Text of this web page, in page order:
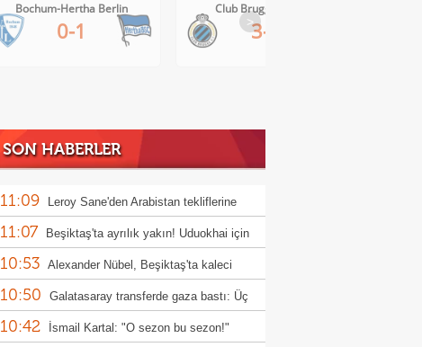
Bochum-Hertha Berlin
0-1
Club Brugge-Kortrijk
3-0
>
SON HABERLER
11:09 Leroy Sane'den Arabistan tekliflerine
yanıt
11:07 Beşiktaş'ta ayrılık yakın! Uduokhai için
İstanbul'a geliyorlar!
10:53 Alexander Nübel, Beşiktaş'ta kaleci
sorununu bitirdi!
10:50 Galatasaray transferde gaza bastı: Üç
yıldız için hamle
10:42 İsmail Kartal: "O sezon bu sezon!"